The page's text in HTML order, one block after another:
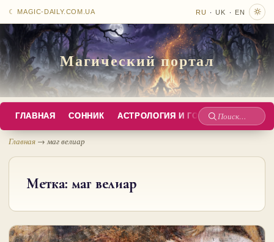
☾ MAGIC-DAILY.COM.UA RU · UK · EN
Магический портал
ГЛАВНАЯ СОННИК АСТРОЛОГИЯ И ГОРОСКОПЫ
Поиск
сайту
Главная → маг велиар
Метка: маг велиар